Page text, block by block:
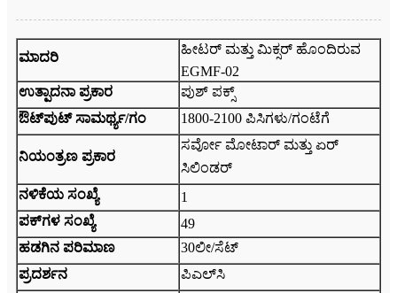
ಮಾದರಿ
ಹೀಟರ್ ಮತ್ತು ಮಿಕ್ಸರ್ ಹೊಂದಿರುವ
EGMF-02
ಉತ್ಪಾದನಾ ಪ್ರಕಾರ
ಪುಶ್ ಪಕ್ಸ್
ಔಟ್‌ಪುಟ್ ಸಾಮರ್ಥ್ಯ/ಗಂ
1800-2100 ಪಿಸಿಗಳು/ಗಂಟೆಗೆ
ನಿಯಂತ್ರಣ ಪ್ರಕಾರ
ಸರ್ವೋ ಮೋಟಾರ್ ಮತ್ತು ಏರ್
ಸಿಲಿಂಡರ್
ನಳಿಕೆಯ ಸಂಖ್ಯೆ
1
ಪಕ್‌ಗಳ ಸಂಖ್ಯೆ
49
ಹಡಗಿನ ಪರಿಮಾಣ
30ಲೀ/ಸೆಟ್
ಪ್ರದರ್ಶನ
ಪಿಎಲ್‌ಸಿ